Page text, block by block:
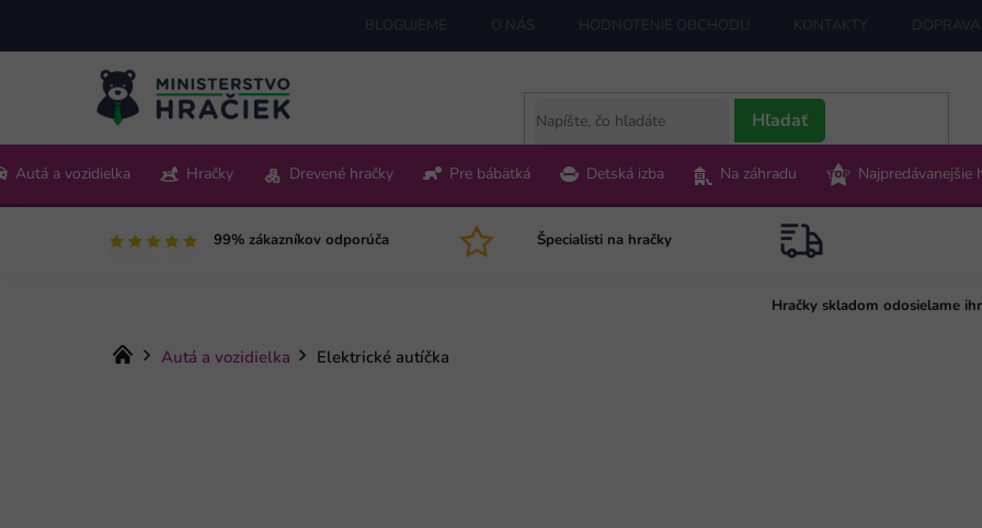
obsah
BLOGUJEME O NÁS HODNOTENIE OBCHODU KONTAKTY
Pon-Pia 9:00-15:00
Hľadať
Autá a vozidielka Hračky Drevené hračky Pre bábätká Detská izba Na záhradu Najpredávanejšie
99% zákazníkov odporúča Špecialisti na hračky
Hračky skladom odosielame
Domov
Autá a vozidielka Elektrické autíčka